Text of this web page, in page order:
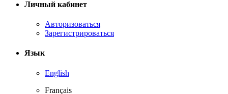
Личный кабинет
Авторизоваться
Зарегистрироваться
Язык
English
Français